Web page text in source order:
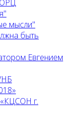
ОРЦ
мысли"
быть
Евгением
г.